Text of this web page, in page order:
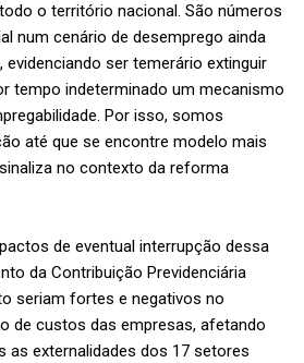
o território nacional. São números
num cenário de desemprego ainda
ser temerário extinguir
tempo indeterminado um mecanismo
Por isso, somos
até que se encontre modelo mais
no contexto da reforma
de eventual interrupção dessa
da Contribuição Previdenciária
seriam fortes e negativos no
de custos das empresas, afetando
as externalidades dos 17 setores